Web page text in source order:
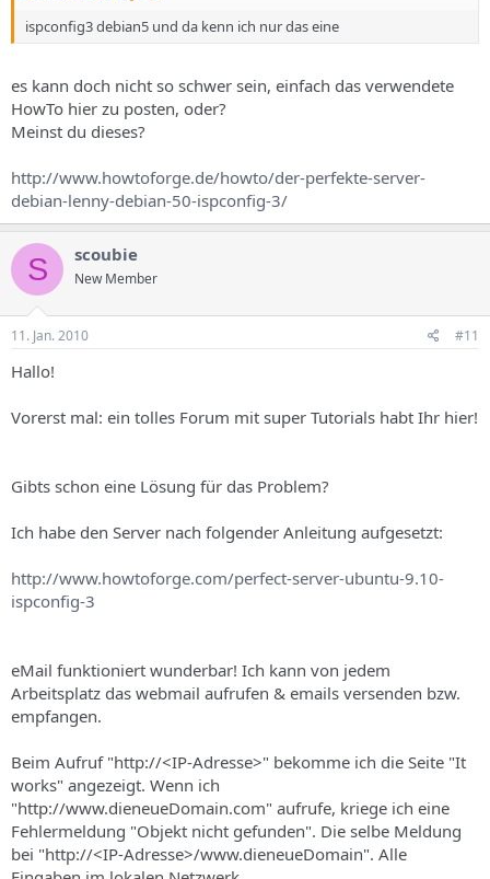
ispconfig3 debian5 und da kenn ich nur das eine
es kann doch nicht so schwer sein, einfach das verwendete
HowTo hier zu posten, oder?
Meinst du dieses?
http://www.howtoforge.de/howto/der-perfekte-server-
debian-lenny-debian-50-ispconfig-3/
S scoubie
New Member
11. Jan. 2010 #11
Hallo!
Vorerst mal: ein tolles Forum mit super Tutorials habt Ihr hier!
Gibts schon eine Lösung für das Problem?
Ich habe den Server nach folgender Anleitung aufgesetzt:
http://www.howtoforge.com/perfect-server-ubuntu-9.10-
ispconfig-3
eMail funktioniert wunderbar! Ich kann von jedem
Arbeitsplatz das webmail aufrufen & emails versenden bzw.
empfangen.
Beim Aufruf "http://<IP-Adresse>" bekomme ich die Seite "It
works" angezeigt. Wenn ich
"http://www.dieneueDomain.com" aufrufe, kriege ich eine
Fehlermeldung "Objekt nicht gefunden". Die selbe Meldung
bei "http://<IP-Adresse>/www.dieneueDomain". Alle